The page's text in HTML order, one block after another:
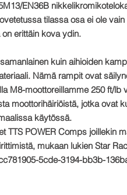
EN36B
tilassa osa ei ole
erittäin kova ydin.
kuin aihioiden
Nämä rampit ovat
M8-moottoreillamme250 ft/lb
moottorihäiriöistä, jotka ovat
käytössä.
TTS POWER Comps joillekin
mukaan lukien Star
5cde-3194-bb3b-